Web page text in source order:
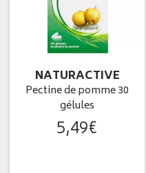
NATURACTIVE
Pectine de pomme 30
gélules
5,49€